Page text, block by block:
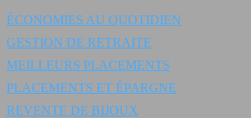
ÉCONOMIES AU QUOTIDIEN
GESTION DE RETRAITE
MEILLEURS PLACEMENTS
PLACEMENTS ET ÉPARGNE
REVENTE DE BIJOUX